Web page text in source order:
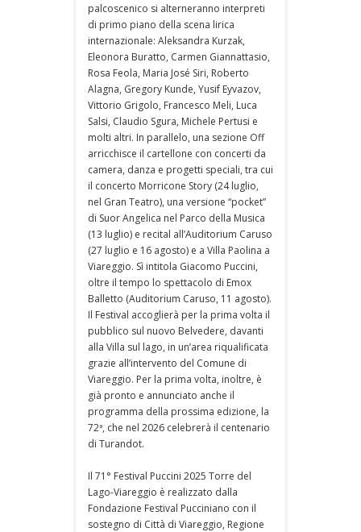
palcoscenico si alterneranno interpreti
di primo piano della scena lirica
internazionale: Aleksandra Kurzak,
Eleonora Buratto, Carmen Giannattasio,
Rosa Feola, Maria José Siri, Roberto
Alagna, Gregory Kunde, Yusif Eyvazov,
Vittorio Grigolo, Francesco Meli, Luca
Salsi, Claudio Sgura, Michele Pertusi e
molti altri. In parallelo, una sezione Off
arricchisce il cartellone con concerti da
camera, danza e progetti speciali, tra cui
il concerto Morricone Story (24 luglio,
nel Gran Teatro), una versione “pocket”
di Suor Angelica nel Parco della Musica
(13 luglio) e recital all’Auditorium Caruso
(27 luglio e 16 agosto) e a Villa Paolina a
Viareggio. Sì intitola Giacomo Puccini,
oltre il tempo lo spettacolo di Emox
Balletto (Auditorium Caruso, 11 agosto).
Il Festival accoglierà per la prima volta il
pubblico sul nuovo Belvedere, davanti
alla Villa sul lago, in un’area riqualificata
grazie all’intervento del Comune di
Viareggio. Per la prima volta, inoltre, è
già pronto e annunciato anche il
programma della prossima edizione, la
72ª, che nel 2026 celebrerà il centenario
di Turandot.
Il 71° Festival Puccini 2025 Torre del
Lago-Viareggio è realizzato dalla
Fondazione Festival Pucciniano con il
sostegno di Città di Viareggio, Regione